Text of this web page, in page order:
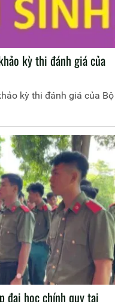
kỳ thi đánh giá của
kỳ thi đánh giá của Bộ
đại học chính quy tại